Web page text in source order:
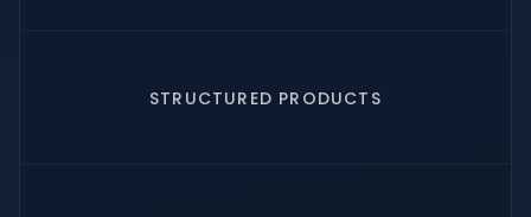
STRUCTURED PRODUCTS